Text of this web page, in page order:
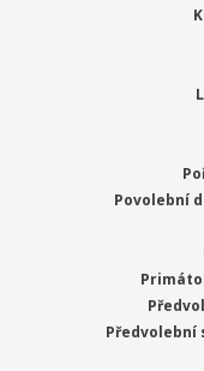
Povolební
Předvolební